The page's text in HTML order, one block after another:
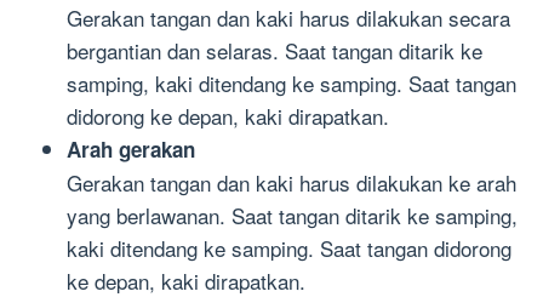
Gerakan tangan dan kaki harus dilakukan secara
bergantian dan selaras. Saat tangan ditarik ke
samping, kaki ditendang ke samping. Saat tangan
didorong ke depan, kaki dirapatkan.
Arah gerakan
Gerakan tangan dan kaki harus dilakukan ke arah
yang berlawanan. Saat tangan ditarik ke samping,
kaki ditendang ke samping. Saat tangan didorong
ke depan, kaki dirapatkan.